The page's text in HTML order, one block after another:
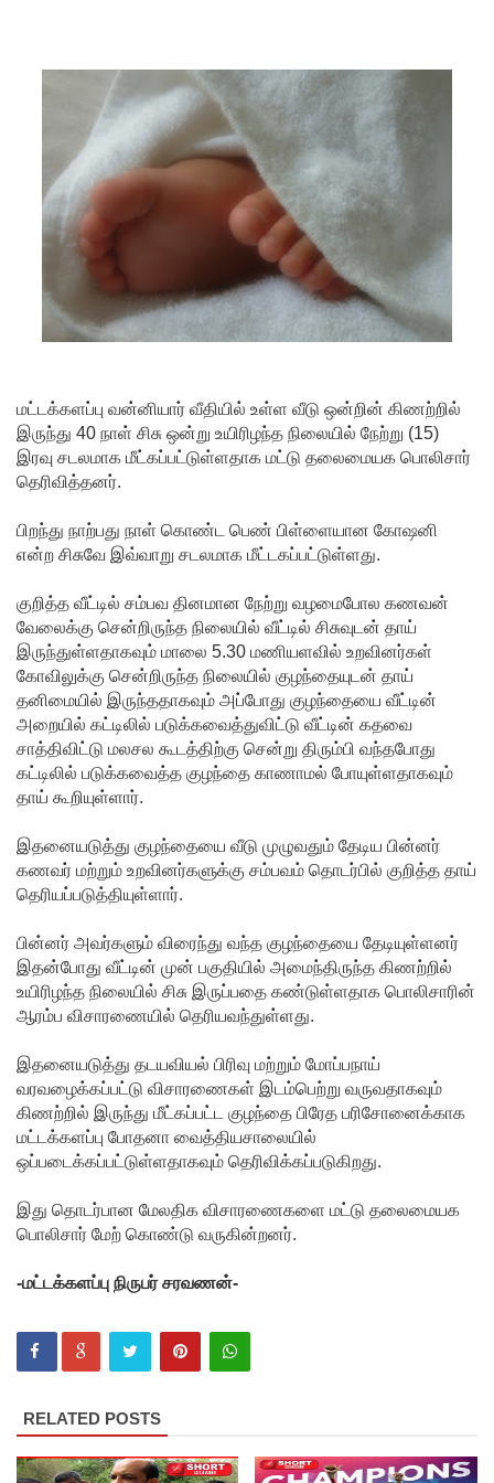
முற்றுகை!
ஓகஸ்ட்
மாதத்திற்
லிட்ரோ
எரிவாயு
மாற்றமில்
லை!
பயிற்சி
ஓட்டுநர் (
வாகனங்க
ள்
அதிவேக
நெடுஞ்சா
லையில்
செல்ல
இலங்கை
பெரிய
வெங்காய
த்
தேவையி
ல் 10 வீதம்
மட்டுமே
உள்நாட்டு
உற்பத்தி -
சமரசிங்க!
கடற்பரப்பி
11 இந்திய
மீனவர்க
மட்டக்களப்பு வன்னியார் வீதியில் உள்ள வீடு ஒன்றின் கிணற்றில்
இருந்து 40 நாள் சிசு ஒன்று உயிரிழந்த நிலையில் நேற்று (15)
இரவு சடலமாக மீட்கப்பட்டுள்ளதாக மட்டு தலைமையக பொலிசார்
தெரிவித்தனர்.
பிறந்து நாற்பது நாள் கொண்ட பெண் பிள்ளையான கோஷனி
என்ற சிசுவே இவ்வாறு சடலமாக மீட்டகப்பட்டுள்ளது.
குறித்த வீட்டில் சம்பவ தினமான நேற்று வழமைபோல கணவன்
வேலைக்கு சென்றிருந்த நிலையில் வீட்டில் சிசுவுடன் தாய்
இருந்துள்ளதாகவும் மாலை 5.30 மணியளவில் உறவினர்கள்
கோவிலுக்கு சென்றிருந்த நிலையில் குழந்தையுடன் தாய்
தனிமையில் இருந்ததாகவும் அப்போது குழந்தையை வீட்டின்
அறையில் கட்டிலில் படுக்கவைத்துவிட்டு வீட்டின் கதவை
சாத்திவிட்டு மலசல கூடத்திற்கு சென்று திரும்பி வந்தபோது
கட்டிலில் படுக்கவைத்த குழந்தை காணாமல் போயுள்ளதாகவும்
தாய் கூறியுள்ளார்.
இதனையடுத்து குழந்தையை வீடு முழுவதும் தேடிய பின்னர்
கணவர் மற்றும் உறவினர்களுக்கு சம்பவம் தொடர்பில் குறித்த தாய்
தெரியப்படுத்தியுள்ளார்.
பின்னர் அவர்களும் விரைந்து வந்த குழந்தையை தேடியுள்ளனர்
இதன்போது வீட்டின் முன் பகுதியில் அமைந்திருந்த கிணற்றில்
உயிரிழந்த நிலையில் சிசு இருப்பதை கண்டுள்ளதாக பொலிசாரின்
ஆரம்ப விசாரணையில் தெரியவந்துள்ளது.
இதனையடுத்து தடயவியல் பிரிவு மற்றும் மோப்பநாய்
வரவழைக்கப்பட்டு விசாரணைகள் இடம்பெற்று வருவதாகவும்
கிணற்றில் இருந்து மீட்கப்பட்ட குழந்தை பிரேத பரிசோனைக்காக
மட்டக்களப்பு போதனா வைத்தியசாலையில்
ஒப்படைக்கப்பட்டுள்ளதாகவும் தெரிவிக்கப்படுகிறது.
இது தொடர்பான மேலதிக விசாரணைகளை மட்டு தலைமையக
பொலிசார் மேற் கொண்டு வருகின்றனர்.
-மட்டக்களப்பு நிருபர் சரவணன்-
RELATED POSTS